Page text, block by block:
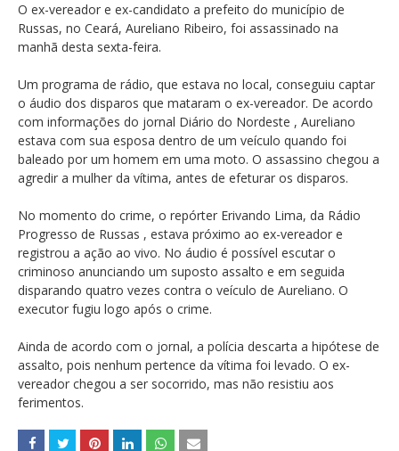
O ex-vereador e ex-candidato a prefeito do município de
Russas, no Ceará, Aureliano Ribeiro, foi assassinado na
manhã desta sexta-feira.
Um programa de rádio, que estava no local, conseguiu captar
o áudio dos disparos que mataram o ex-vereador. De acordo
com informações do jornal Diário do Nordeste , Aureliano
estava com sua esposa dentro de um veículo quando foi
baleado por um homem em uma moto. O assassino chegou a
agredir a mulher da vítima, antes de efeturar os disparos.
No momento do crime, o repórter Erivando Lima, da Rádio
Progresso de Russas , estava próximo ao ex-vereador e
registrou a ação ao vivo. No áudio é possível escutar o
criminoso anunciando um suposto assalto e em seguida
disparando quatro vezes contra o veículo de Aureliano. O
executor fugiu logo após o crime.
Ainda de acordo com o jornal, a polícia descarta a hipótese de
assalto, pois nenhum pertence da vítima foi levado. O ex-
vereador chegou a ser socorrido, mas não resistiu aos
ferimentos.